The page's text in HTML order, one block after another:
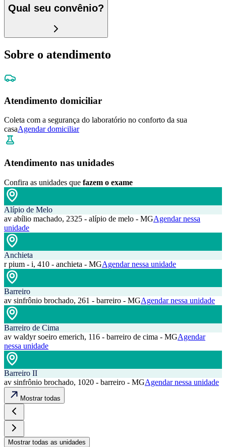
Qual seu convênio?
Sobre o atendimento
Atendimento domiciliar
Coleta com a segurança do laboratório no conforto da sua
casaAgendar domiciliar
Atendimento nas unidades
Confira as unidades que fazem o exame
Alípio de Melo
av abílio machado, 2325 - alípio de melo - MGAgendar nessa
unidade
Anchieta
r pium - i, 410 - anchieta - MGAgendar nessa unidade
Barreiro
av sinfrônio brochado, 261 - barreiro - MGAgendar nessa unidade
Barreiro de Cima
av waldyr soeiro emerich, 116 - barreiro de cima - MGAgendar
nessa unidade
Barreiro II
av sinfrônio brochado, 1020 - barreiro - MGAgendar nessa unidade
Mostrar todas
Mostrar todas as unidades